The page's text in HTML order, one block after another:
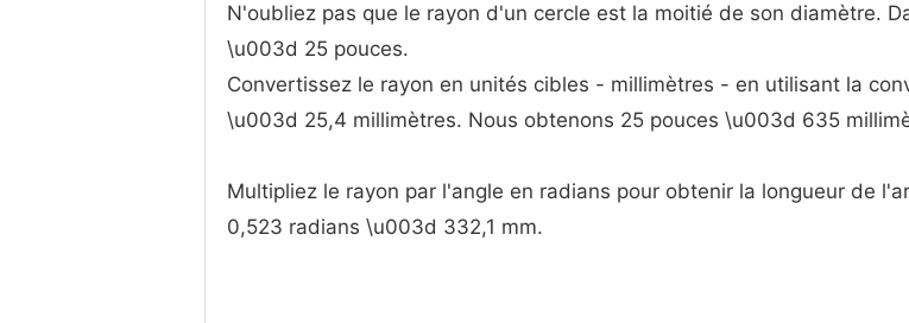
N'oubliez pas que le rayon d'un cercle est la moitié de son diamètre.
\u003d 25 pouces.
Convertissez le rayon en unités cibles - millimètres - en utilisant la
\u003d 25,4 millimètres. Nous obtenons 25 pouces \u003d 635
Multipliez le rayon par l'angle en radians pour obtenir la longueur de
0,523 radians \u003d 332,1 mm.